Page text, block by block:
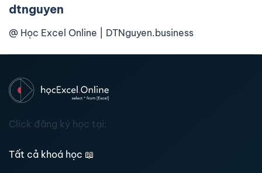
dtnguyen
@ Học Excel Online | DTNguyen.business
Click đăng ký học tại:
Tất cả khoá học 📖